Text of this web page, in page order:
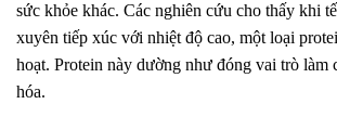
sức khỏe khác. Các nghiên cứu cho thấy khi
xuyên tiếp xúc với nhiệt độ cao, một loại
hoạt. Protein này dường như đóng vai trò làm
hóa.